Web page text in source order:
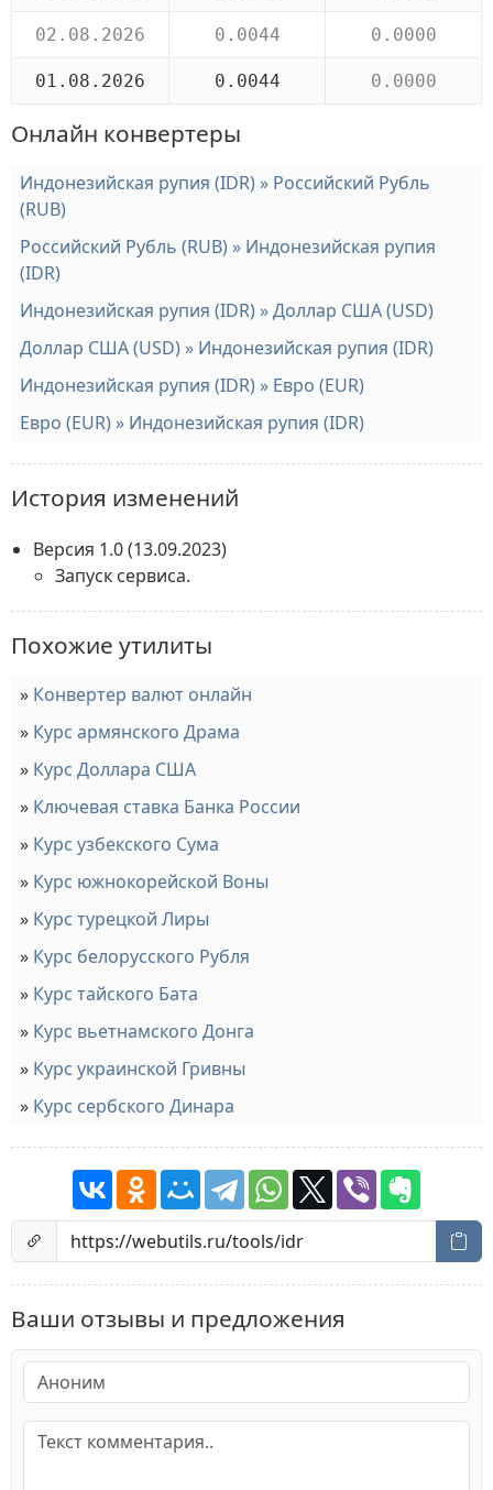
02.08.2026 0.0044 0.0000
01.08.2026 0.0044 0.0000
Онлайн конвертеры
Индонезийская рупия (IDR) » Российский Рубль
(RUB)
Российский Рубль (RUB) » Индонезийская рупия
(IDR)
Индонезийская рупия (IDR) » Доллар США (USD)
Доллар США (USD) » Индонезийская рупия (IDR)
Индонезийская рупия (IDR) » Евро (EUR)
Евро (EUR) » Индонезийская рупия (IDR)
История изменений
Версия 1.0(13.09.2023)
Запуск сервиса.
Похожие утилиты
Конвертер валют онлайн
Курс армянского Драма
Курс Доллара США
Ключевая ставка Банка России
Курс узбекского Сума
Курс южнокорейской Воны
Курс турецкой Лиры
Курс белорусского Рубля
Курс тайского Бата
Курс вьетнамского Донга
Курс украинской Гривны
Курс сербского Динара
Ваши отзывы и предложения